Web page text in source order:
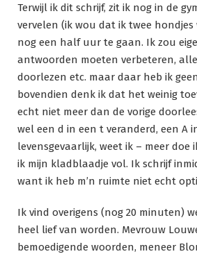
Terwijl ik dit schrijf, zit ik nog in de
vervelen (ik wou dat ik twee
nog een half uur te gaan. Ik zou
antwoorden moeten verbeteren,
doorlezen etc. maar daar heb ik
bovendien denk ik dat het weinig
echt niet meer dan de vorige
wel een d in een t veranderd, een A
levensgevaarlijk, weet ik – meer doe
ik mijn kladblaadje vol. Ik schrijf
want ik heb m’n ruimte niet echt
Ik vind overigens (nog 20 minuten)
heel lief van worden. Mevrouw
bemoedigende woorden, meneer